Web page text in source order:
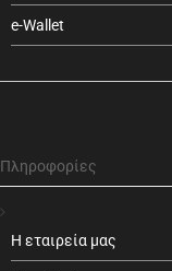
e-Wallet
Πληροφορίες
Η εταιρεία μας